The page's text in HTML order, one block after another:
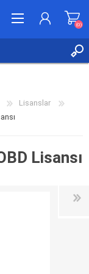
(0)
Lisanslar
Lisansı